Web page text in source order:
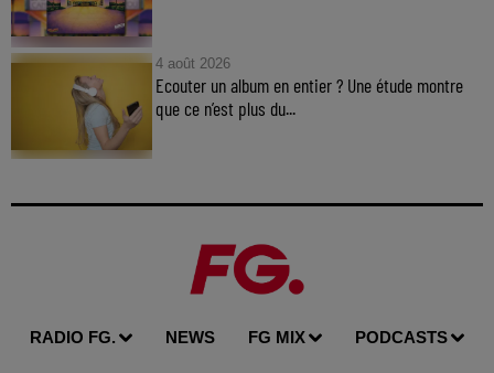
4 août 2026
Ecouter un album en entier ? Une étude montre
que ce n’est plus du...
RADIO FG. NEWS FG MIX PODCASTS